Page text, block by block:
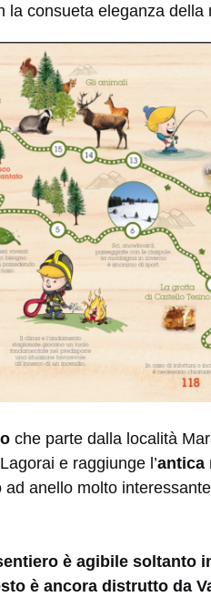
la consueta eleganza della
che parte dalla località
e raggiunge l’antica
anello molto
è agibile soltanto
è ancora distrutto da